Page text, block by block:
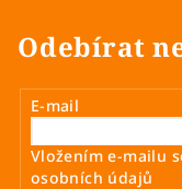
Odebírat
E-mail
Vložením e-mailu
osobních údajů